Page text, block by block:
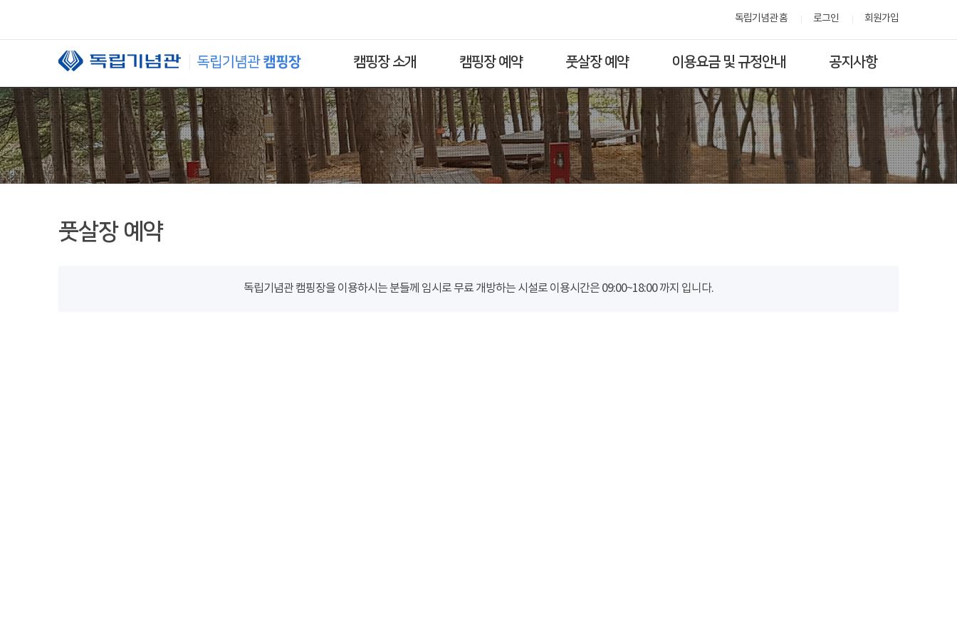
독립기념관 홈 로그인 회원가입
캠핑장 소개 캠핑장 예약 풋살장 예약 이용요금 및 규정안내 공지사항
풋살장 예약
독립기념관 캠핑장을 이용하시는 분들께 임시로 무료 개방하는 시설로 이용시간은 09:00~18:00 까지 입니다.